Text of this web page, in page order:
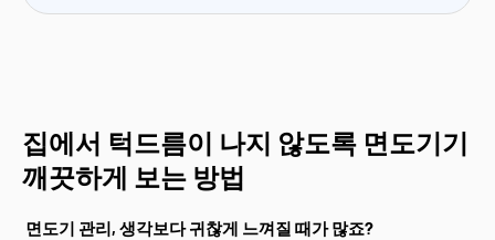
집에서 턱드름이 나지 않도록 면도기기
깨끗하게 보는 방법
면도기 관리, 생각보다 귀찮게 느껴질 때가 많죠?